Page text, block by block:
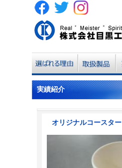
実績紹介
オリジナルコースター